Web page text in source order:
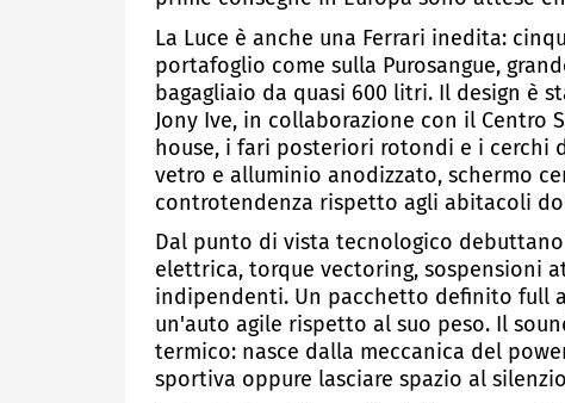
La Luce è anche una Ferrari inedita:
portafoglio come sulla Purosangue,
bagagliaio da quasi 600 litri. Il design è
Jony Ive, in collaborazione con il Centro
house, i fari posteriori rotondi e i cerchi
vetro e alluminio anodizzato, schermo
controtendenza rispetto agli abitacoli
Dal punto di vista tecnologico
elettrica, torque vectoring, sospensioni
indipendenti. Un pacchetto definito full
un'auto agile rispetto al suo peso. Il
termico: nasce dalla meccanica del
sportiva oppure lasciare spazio al